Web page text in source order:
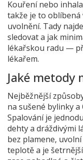
Kouření nebo
takže je to
uvolnění. Tady
sledovat a jak
lékařskou radu —
lékařem.
Jaké metody
Nejběžnější
na sušené bylinky a
Spalování je
dehty a dráždivými
bez plamene,
teplotě a je